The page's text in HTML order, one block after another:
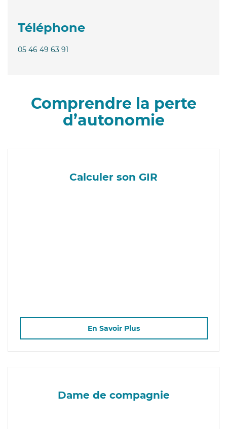
Téléphone
05 46 49 63 91
Comprendre la perte
d’autonomie
Calculer son GIR
En Savoir Plus
Dame de compagnie